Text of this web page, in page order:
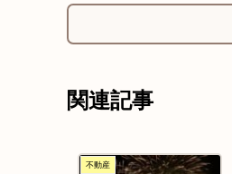
関連記事
不動産